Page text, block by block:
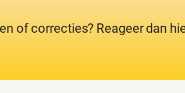
of correcties? Reageer dan